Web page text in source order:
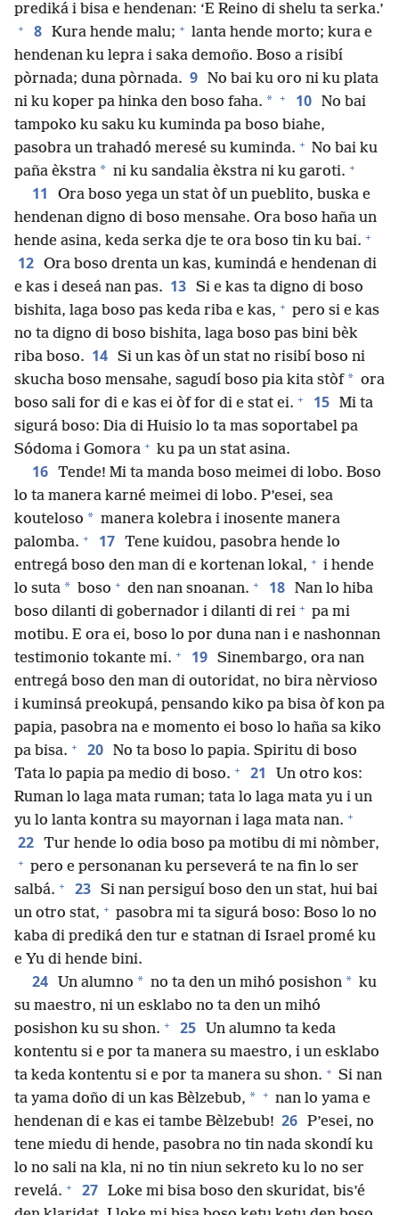
prediká i bisa e hendenan: ‘E Reino di shelu ta serka.’
+ 8 Kura hende malu; + lanta hende morto; kura e
hendenan ku lepra i saka demoño. Boso a risibí
pòrnada; duna pòrnada. 9 No bai ku oro ni ku plata
ni ku koper pa hinka den boso faha. * + 10 No bai
tampoko ku saku ku kuminda pa boso biahe,
pasobra un trahadó meresé su kuminda. + No bai ku
paña èkstra * ni ku sandalia èkstra ni ku garoti. +
11
Ora boso yega un stat òf un pueblito, buska e
hendenan digno di boso mensahe. Ora boso haña un
hende asina, keda serka dje te ora boso tin ku bai. +
12 Ora boso drenta un kas, kumindá e hendenan di
e kas i deseá nan pas. 13 Si e kas ta digno di boso
bishita, laga boso pas keda riba e kas, + pero si e kas
no ta digno di boso bishita, laga boso pas bini bèk
riba boso. 14 Si un kas òf un stat no risibí boso ni
skucha boso mensahe, sagudí boso pia kita stòf * ora
boso sali for di e kas ei òf for di e stat ei. + 15 Mi ta
sigurá boso: Dia di Huisio lo ta mas soportabel pa
Sódoma i Gomora + ku pa un stat asina.
16 Tende! Mi ta manda boso meimei di lobo. Boso
lo ta manera karné meimei di lobo. P’esei, sea
kouteloso * manera kolebra i inosente manera
palomba. + 17 Tene kuidou, pasobra hende lo
entregá boso den man di e kortenan lokal, + i hende
lo suta * boso + den nan snoanan. + 18 Nan lo hiba
boso dilanti di gobernador i dilanti di rei + pa mi
motibu. E ora ei, boso lo por duna nan i e nashonnan
testimonio tokante mi. + 19 Sinembargo, ora nan
entregá boso den man di outoridat, no bira nèrvioso
i kuminsá preokupá, pensando kiko pa bisa òf kon pa
papia, pasobra na e momento ei boso lo haña sa kiko
pa bisa. + 20 No ta boso lo papia. Spiritu di boso
Tata lo papia pa medio di boso. + 21
Un otro kos:
Ruman lo laga mata ruman; tata lo laga mata yu i un
yu lo lanta kontra su mayornan i laga mata nan. +
22 Tur hende lo odia boso pa motibu di mi nòmber,
+ pero e personanan ku perseverá te na fin lo ser
salbá. + 23 Si nan persiguí boso den un stat, hui bai
un otro stat, + pasobra mi ta sigurá boso: Boso lo no
kaba di prediká den tur e statnan di Israel promé ku
e Yu di hende bini.
24 Un alumno * no ta den un mihó posishon * ku
su maestro, ni un esklabo no ta den un mihó
posishon ku su shon. + 25
Un alumno ta keda
kontentu si e por ta manera su maestro, i un esklabo
ta keda kontentu si e por ta manera su shon. + Si nan
ta yama doño di un kas Bèlzebub, * + nan lo yama e
hendenan di e kas ei tambe Bèlzebub! 26 P’esei, no
tene miedu di hende, pasobra no tin nada skondí ku
lo no sali na kla, ni no tin niun sekreto ku lo no ser
revelá. + 27 Loke mi bisa boso den skuridat, bis’é